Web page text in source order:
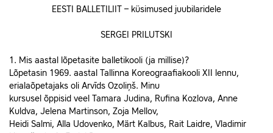
EESTI BALLETILIIT – küsimused juubilaridele
SERGEI PRILUTSKI
1. Mis aastal lõpetasite balletikooli (ja millise)?
Lõpetasin 1969. aastal Tallinna Koreograafiakooli XII lennu,
erialaõpetajaks oli Arvīds Ozoliņš. Minu
kursusel õppisid veel Tamara Judina, Rufina Kozlova, Anne
Kuldva, Jelena Martinson, Zoja Mellov,
Heidi Salmi, Alla Udovenko, Märt Kalbus, Rait Laidre, Vladimir